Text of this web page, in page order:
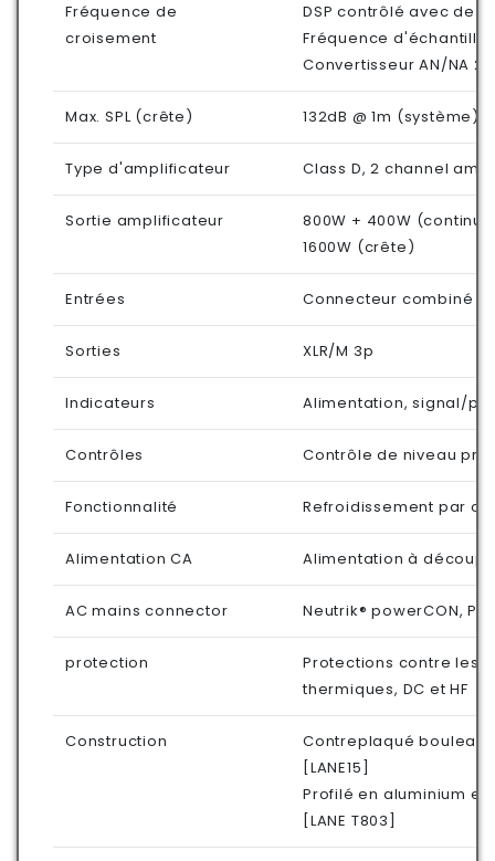
Fréquence de
croisement
DSP contrôlé avec
Fréquence
Convertisseur AN/NA
Max. SPL (crête) 132dB @ 1m (système)
Type d'amplificateur Class D, 2 channel
Sortie amplificateur
800W + 400W (continu)
1600W (crête)
Entrées Connecteur combiné
Sorties XLR/M 3p
Indicateurs Alimentation, signal/
Contrôles Contrôle de niveau
Fonctionnalité Refroidissement par
Alimentation CA Alimentation à
AC mains connector Neutrik® powerCON,
protection
Protections contre les
thermiques, DC et HF
Construction
Contreplaqué bouleau
[LANE15]
Profilé en aluminium
[LANE T803]